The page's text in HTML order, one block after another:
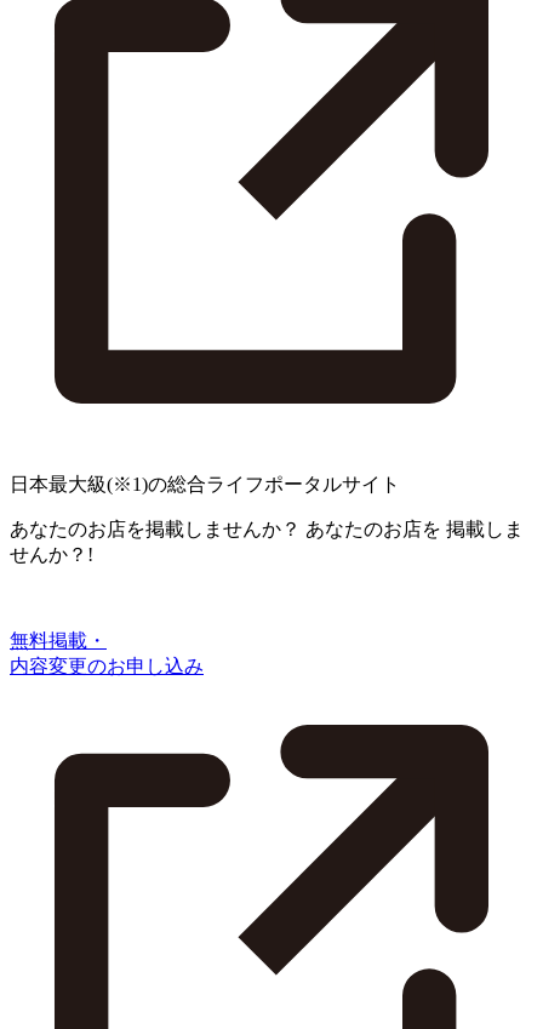
日本最大級(※1)の総合ライフポータルサイト
あなたのお店を掲載しませんか？ あなたのお店を 掲載しま
せんか？!
無料掲載・
内容変更のお申し込み